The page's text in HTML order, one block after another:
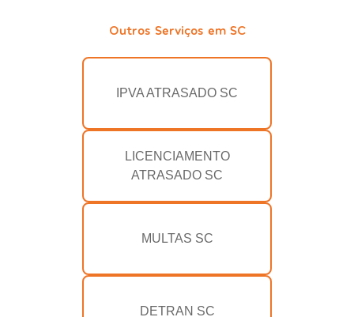
Outros Serviços em SC
IPVA ATRASADO SC
LICENCIAMENTO
ATRASADO SC
MULTAS SC
DETRAN SC